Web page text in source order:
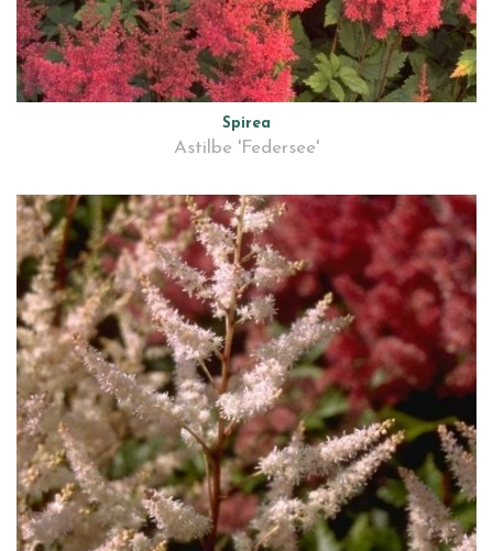
Spirea
Astilbe 'Federsee'